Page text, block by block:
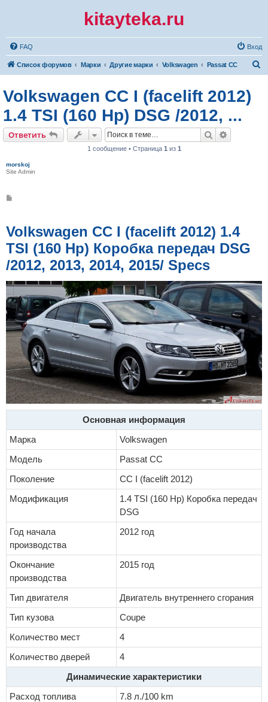
kitayteka.ru
FAQ Вход
Список форумов Марки Другие марки Volkswagen Passat CC
Volkswagen CC I (facelift 2012)
1.4 TSI (160 Hp) DSG /2012, ...
Ответить Поиск
1 сообщение • Страница 1 из 1
morskoj
Site Admin
щ
е
и
е
Volkswagen CC I (facelift 2012) 1.4
TSI (160 Hp) Коробка передач DSG
/2012, 2013, 2014, 2015/ Specs
Основная информация
Марка
Volkswagen
Модель
Passat CC
Поколение
CC I (facelift 2012)
Модификация
1.4 TSI (160 Hp) Коробка передач
DSG
Год начала
производства
2012 год
Окончание
производства
2015 год
Тип двигателя
Двигатель внутреннего сгорания
Тип кузова
Coupe
Количество мест
4
Количество дверей
4
Динамические характеристики
Расход топлива
7.8 л./100 km